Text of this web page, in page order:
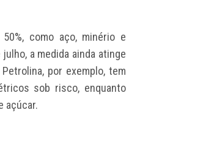
como aço, minério e
a medida ainda atinge
por exemplo, tem
sob risco, enquanto
açúcar.